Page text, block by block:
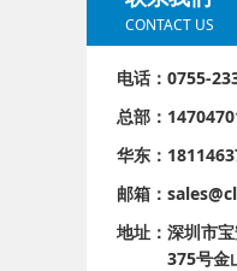
CONTACT US
电话：0755-
总部：
华东：
邮箱：
地址： 深圳市
375号金